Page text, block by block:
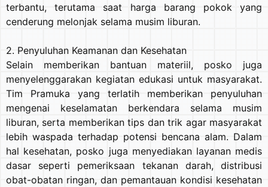
terbantu, terutama saat harga barang pokok yang
cenderung melonjak selama musim liburan.
2. Penyuluhan Keamanan dan Kesehatan
Selain memberikan bantuan materiil, posko juga
menyelenggarakan kegiatan edukasi untuk masyarakat.
Tim Pramuka yang terlatih memberikan penyuluhan
mengenai keselamatan berkendara selama musim
liburan, serta memberikan tips dan trik agar masyarakat
lebih waspada terhadap potensi bencana alam. Dalam
hal kesehatan, posko juga menyediakan layanan medis
dasar seperti pemeriksaan tekanan darah, distribusi
obat-obatan ringan, dan pemantauan kondisi kesehatan